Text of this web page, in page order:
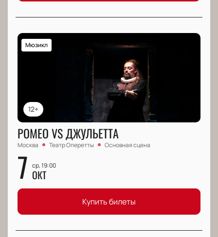
12+
Мюзикл
РОМЕО VS ДЖУЛЬЕТТА
Москва Театр Оперетты Основная сцена
7 ср, 19:00
ОКТ
Купить билеты